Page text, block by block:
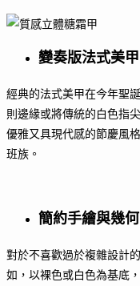
變奏版法式美甲
經典的法式美甲在今年聖
則邊緣或將傳統的白色指
優雅又具現代感的節慶風
班族。
簡約手繪與幾
對於不喜歡過於複雜設計
如，以裸色或白色為基底